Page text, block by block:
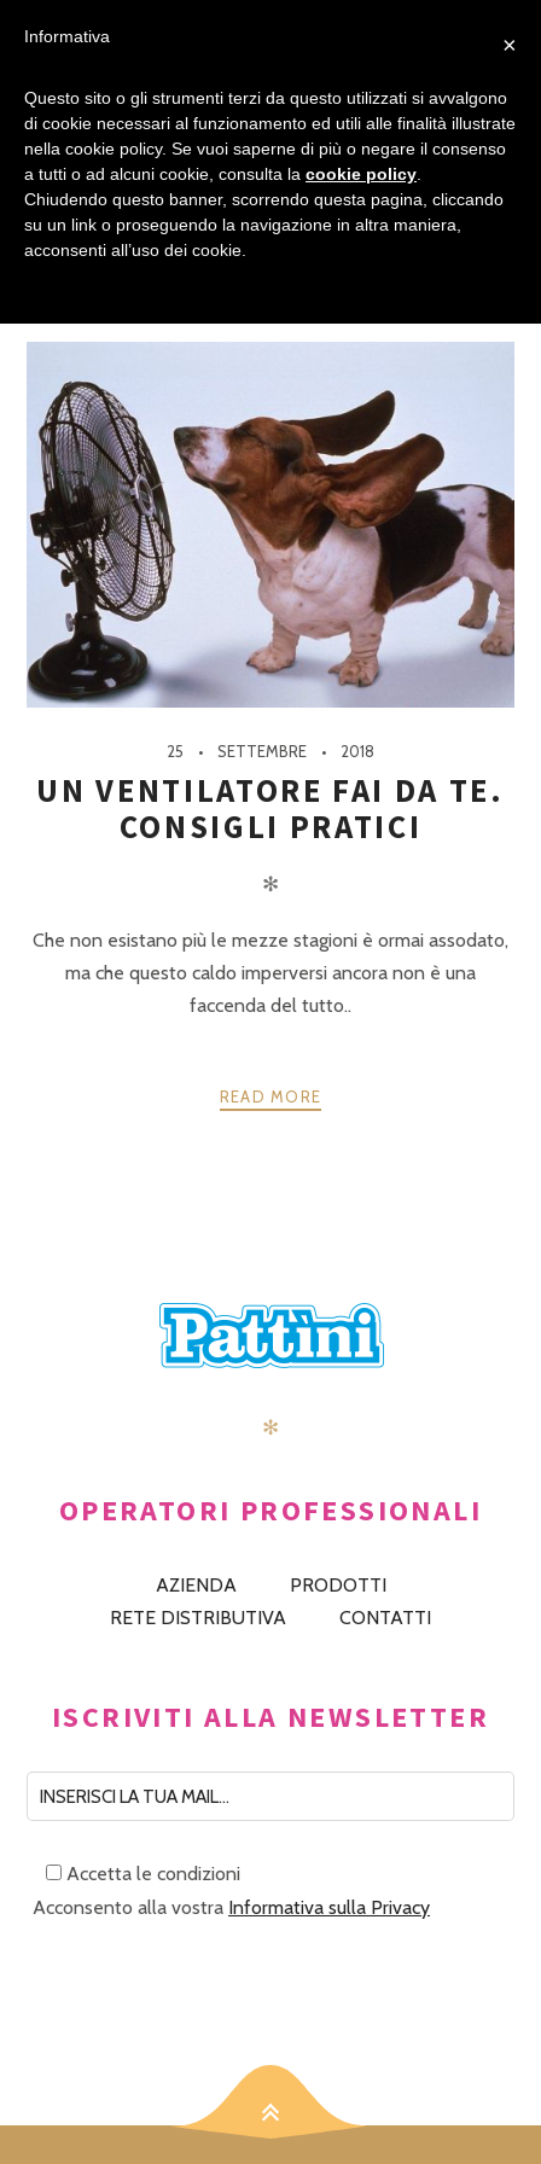
VENTOLA
Tagged
25 SETTEMBRE 2018
UN VENTILATORE FAI DA TE.
CONSIGLI PRATICI
✻
Che non esistano più le mezze stagioni è ormai assodato,
ma che questo caldo imperversi ancora non è una
faccenda del tutto..
READ MORE
✻
OPERATORI PROFESSIONALI
AZIENDA
PRODOTTI
RETE DISTRIBUTIVA
CONTATTI
ISCRIVITI ALLA NEWSLETTER
Accetta le condizioni
Acconsento alla vostra Informativa sulla Privacy
×
Informativa
Questo sito o gli strumenti terzi da questo utilizzati si avvalgono
di cookie necessari al funzionamento ed utili alle finalità illustrate
nella cookie policy. Se vuoi saperne di più o negare il consenso
a tutti o ad alcuni cookie, consulta la cookie policy
Chiudendo questo banner, scorrendo questa pagina, cliccando
su un link o proseguendo la navigazione in altra maniera,
acconsenti all’uso dei cookie.